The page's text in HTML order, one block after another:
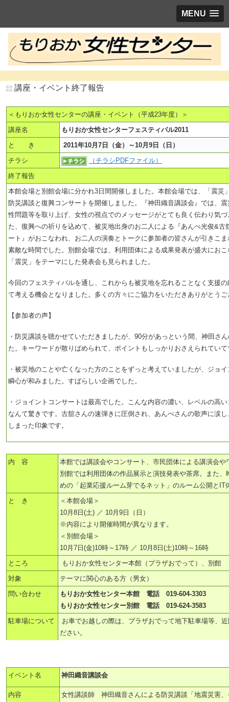
MENU
講座・イベント終了報告
＜もりおか女性センターの講座・イベント（平成23年度）＞
講座名
もりおか女性センターフェスティバル2011
と き
2011年10月7日（金）～10月9日（日）
チラシ
（チラシPDFファイル）
終了報告
本館会場と別館会場に分かれ3日間開催しました。本館会場では、「震災
防災講談と復興コンサートを開催しました。『神田織音講談会』では、
性問題等を取り上げ、女性の視点でのメッセージがとても良く伝わり気
た、復興への祈りを込めて、被災地出身のお二人による『あんべ光俊&古
ート』がおこなわれ、お二人の演奏とトークに参加者の皆さんが引きこ
素敵な時間でした。別館会場では、利用団体による成果発表が盛大にお
「震災」をテーマにした発表会も見られました。
今回のフェスティバルを通し、これからも被災地を忘れることなく支援
て考える機会となりました。多くの方々にご協力をいただきありがとう
【参加者の声】
・防災講談を聴かせていただきましたが、90分があっという間、神田さ
た。キーワードが散りばめられて、ポイントもしっかりおさえられてい
・被災地のことや亡くなった方のことをずっと考えていましたが、ジョ
瞬心が和みました。すばらしい企画でした。
・ジョイントコンサートは最高でした。こんな内容の濃い、レベルの高
なんて驚きです。古舘さんの速弾きに圧倒され、あんべさんの歌声に涙
しまった印象です。
内 容
本館では講談会やコンサート、市民団体による講演会や
別館では利用団体の作品展示と演技発表や茶席。また
めの「起業応援ルーム芽でるネット」のルーム公開とIT
と き
＜本館会場＞
10月8日(土) ／ 10月9日（日）
※内容により開催時間が異なります。
＜別館会場＞
10月7日(金)10時～17時 ／ 10月8日(土)10時～16時
ところ
もりおか女性センター本館（プラザおでって）、別館
対象
テーマに関心のある方（男女）
問い合わせ
もりおか女性センター本館 電話 019-604-3303
もりおか女性センター別館 電話 019-624-3583
駐車場について
お車でお越しの際は、プラザおでって地下駐車場等、
ださい。
イベント名 神田織音講談会
内容
女性講談師 神田織音さんによる防災講談「地震災害、